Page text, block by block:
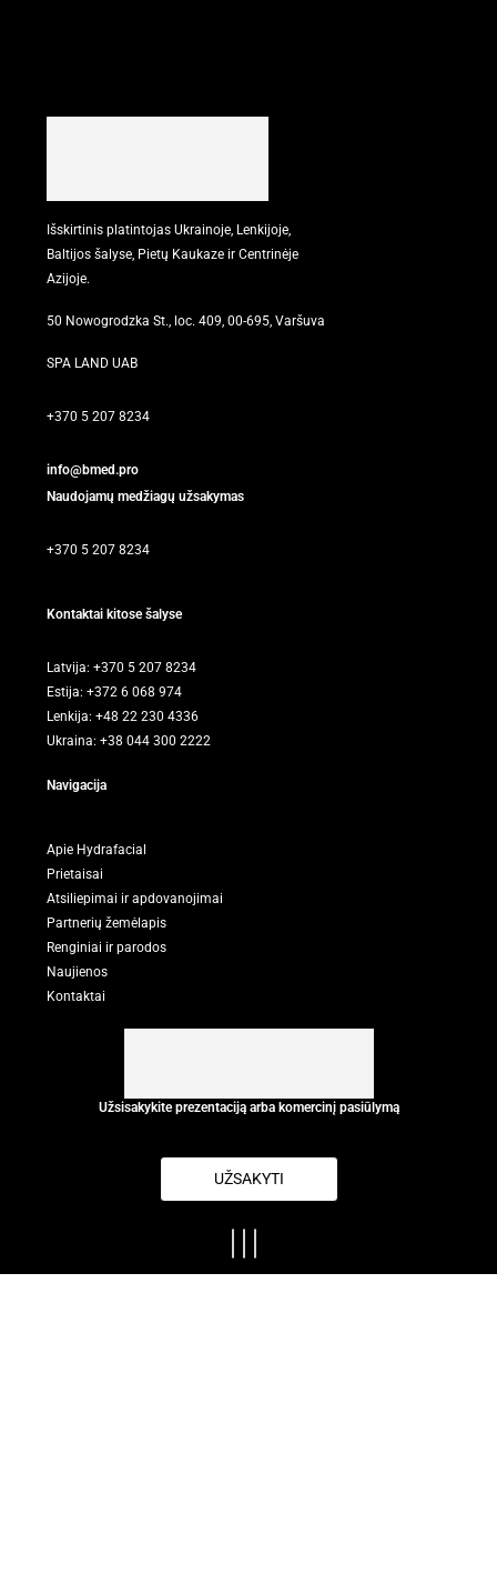
Išskirtinis platintojas Ukrainoje, Lenkijoje,
Baltijos šalyse, Pietų Kaukaze ir Centrinėje
Azijoje.
50 Nowogrodzka St., loc. 409, 00-695, Varšuva
SPA LAND UAB
+370 5 207 8234
info@bmed.pro
Naudojamų medžiagų užsakymas
+370 5 207 8234
Kontaktai kitose šalyse
Latvija: +370 5 207 8234
Estija: +372 6 068 974
Lenkija: +48 22 230 4336
Ukraina: +38 044 300 2222
Navigacija
Apie Hydrafacial
Prietaisai
Atsiliepimai ir apdovanojimai
Partnerių žemėlapis
Renginiai ir parodos
Naujienos
Kontaktai
Užsisakykite prezentaciją arba komercinį pasiūlymą
UŽSAKYTI